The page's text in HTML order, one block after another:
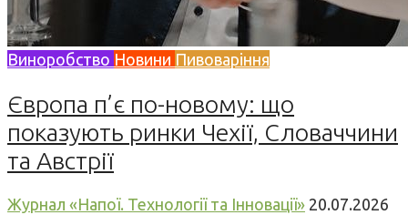
Виноробство Новини Пивоваріння
Європа п’є по-новому: що
показують ринки Чехії, Словаччини
та Австрії
Журнал «Напої. Технології та Інновації» 20.07.2026